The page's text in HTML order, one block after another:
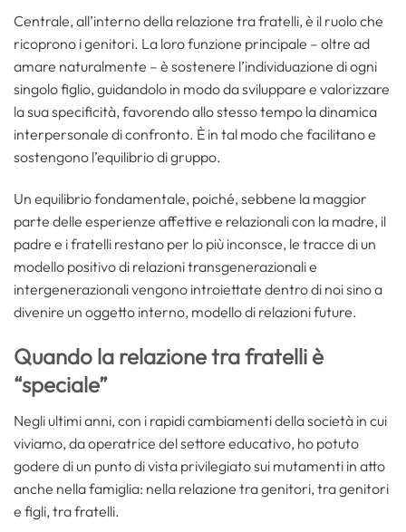
Centrale, all’interno della relazione tra fratelli, è il ruolo che
ricoprono i genitori. La loro funzione principale – oltre ad
amare naturalmente – è sostenere l’individuazione di ogni
singolo figlio, guidandolo in modo da sviluppare e valorizzare
la sua specificità, favorendo allo stesso tempo la dinamica
interpersonale di confronto. È in tal modo che facilitano e
sostengono l’equilibrio di gruppo.
Un equilibrio fondamentale, poiché, sebbene la maggior
parte delle esperienze affettive e relazionali con la madre, il
padre e i fratelli restano per lo più inconsce, le tracce di un
modello positivo di relazioni transgenerazionali e
intergenerazionali vengono introiettate dentro di noi sino a
divenire un oggetto interno, modello di relazioni future.
Quando la relazione tra fratelli è
“speciale”
Negli ultimi anni, con i rapidi cambiamenti della società in cui
viviamo, da operatrice del settore educativo, ho potuto
godere di un punto di vista privilegiato sui mutamenti in atto
anche nella famiglia: nella relazione tra genitori, tra genitori
e figli, tra fratelli.